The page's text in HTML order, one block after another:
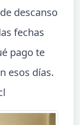
descanso
fechas
pago te
esos días.